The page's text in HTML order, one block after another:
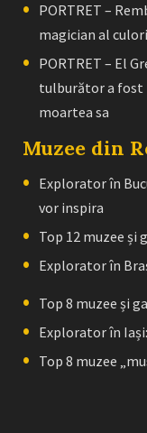
PORTRET –
magician al
PORTRET – El
tulburător a fost
moartea sa
Muzee din
Explorator în
vor inspira
Top 12 muzee și
Explorator în
Top 8 muzee și
Explorator în
Top 8 muzee